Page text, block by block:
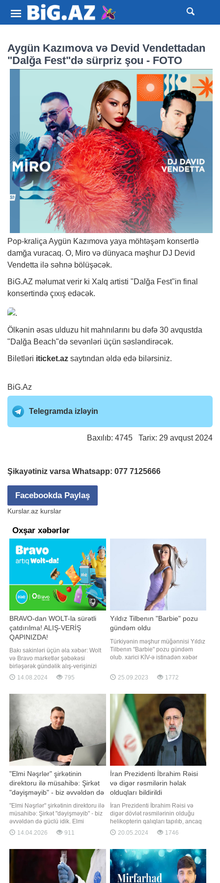
Aygün Kazımova və Devid Vendettadan
"Dalğa Fest"də sürpriz şou - FOTO
Pop-kraliça Aygün Kazımova yaya möhtəşəm konsertlə
damğa vuracaq. O, Miro və dünyaca məşhur DJ Devid
Vendetta ilə səhnə bölüşəcək.
BiG.AZ məlumat verir ki Xalq artisti "Dalğa Fest"in final
konsertində çıxış edəcək.
Ölkənin əsas ulduzu hit mahnılarını bu dəfə 30 avqustda
"Dalğa Beach"də sevənləri üçün səsləndirəcək.
Biletləri iticket.az saytından əldə edə bilərsiniz.
BiG.Az
Telegramda izləyin
Baxılıb: 4745 Tarix: 29 avqust 2024
Şikayətiniz varsa Whatsapp: 077 7125666
Facebookda Paylaş
Kurslar.az kurslar
Oxşar xəbərlər
BRAVO-dan WOLT-la sürətli
çatdırılma! ALIŞ-VERİŞ
QAPINIZDA!
Bakı sakinləri üçün əla xəbər: Wolt
və Bravo marketlər şəbəkəsi
birləşərək gündəlik alış-verişinizi
birbaşa qapınıza çatdırır! Bu
tərəfdaşlıq sayəsində Wolt-un
sürətlə və etibarla çatdırılmasını
təmin edir. WOLT-la əməkdaşlıq
14.08.2024 795
Yıldız Tilbenın "Barbie" pozu
gündəm oldu
Türkiyənin məşhur müğənnisi Yıldız
Tilbenın "Barbie" pozu gündəm
olub. xarici KİV-ə istinadən xəbər
səhifəsində izləyiciləri ilə bölüşüb.
İzləyiciləri fotonun altına "bu təbiilik
yorumlar yazıb
25.09.2023 1772
"Elmi Nəşrlər" şirkətinin
direktoru ilə müsahibə: Şirkət
"dəyişməyib" - biz əvvəldən də
güclü idik
"Elmi Nəşrlər" şirkətinin direktoru ilə
müsahibə: Şirkət "dəyişməyib" - biz
əvvəldən də güclü idik. Elmi
nəşrlərin peşəkar inkişaf və karyera
məqsədlərinə nail olmaq üçün
alimlər elmi konsaltinq xidmətlərinə
müraciət edirlər. Bu mərhələdə
14.04.2026 911
İran Prezidenti İbrahim Rəisi
və digər rəsmilərin həlak
olduqları bildirildi
İran Prezidenti İbrahim Rəisi və
digər dövlət rəsmilərinin olduğu
helikopterin qalıqları tapılıb, ancaq
qəzadan sağ çıxan olmayıb. Bu
barədə İran Qızıl Aypara
Kolivand deyib. "Qəzaya uğramış
helikopter qalıqlarının tapıldığı
yerdə sağ qalmış sərnişin olmayıb"
20.05.2024 1746